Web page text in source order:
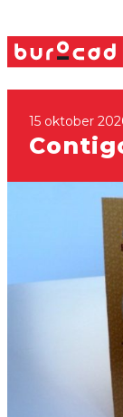
15 oktober